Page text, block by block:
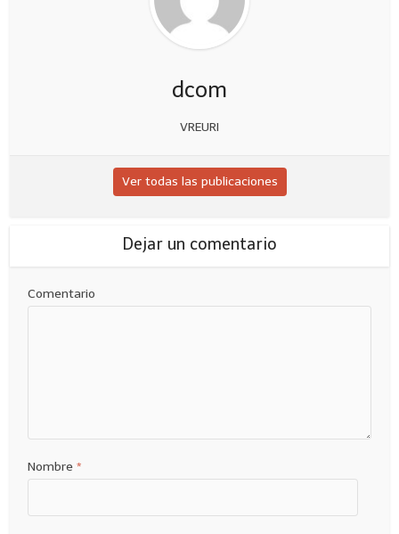
dcom
VREURI
Ver todas las publicaciones
Dejar un comentario
Comentario
Nombre *